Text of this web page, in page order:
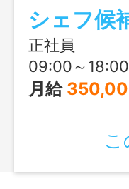
レンジ精神・
正社員
09:00～18:00
月給 350,000